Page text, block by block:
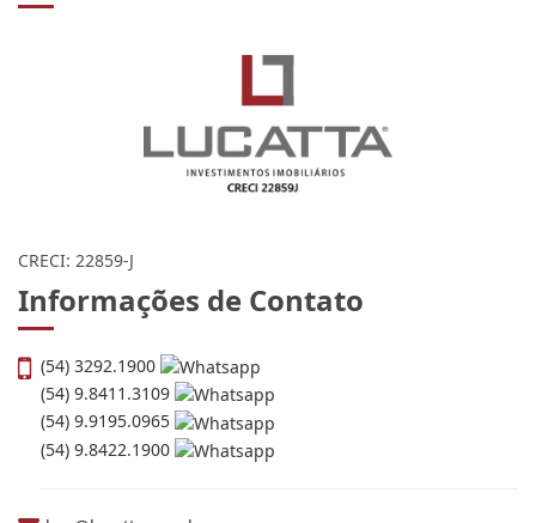
CRECI: 22859-J
Informações de Contato
(54) 3292.1900
(54) 9.8411.3109
(54) 9.9195.0965
(54) 9.8422.1900